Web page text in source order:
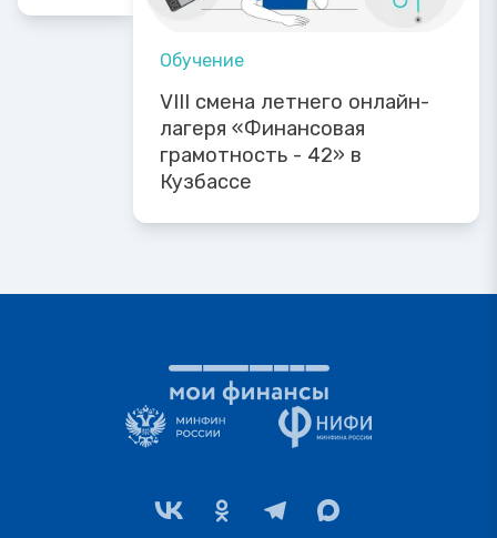
Обучение
VIII смена летнего онлайн-
лагеря «Финансовая
грамотность - 42» в
Кузбассе